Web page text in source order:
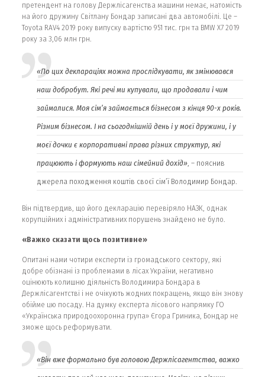
претендент на голову Держлісагенства машини немає, натомість
на його дружину Світлану Бондар записані два автомобілі. Це –
Toyota RAV4 2019 року випуску вартістю 951 тис. грн та BMW X7 2019
року за 3,06 млн грн.
«По цих деклараціях можна прослідкувати, як змінювався
наш добробут. Які речі ми купували, що продавали і чим
займалися. Моя сім’я займається бізнесом з кінця 90-х років.
Різним бізнесом. І на сьогоднішній день і у моєї дружини, і у
моєї дочки є корпоративні права різних структур, які
працюють і формують наш сімейний дохід», – пояснив
джерела походження коштів своєї сім’ї Володимир Бондар.
Він підтвердив, що його декларацію перевіряло НАЗК, однак
корупційних і адміністративних порушень знайдено не було.
«Важко сказати щось позитивне»
Опитані нами чотири експерти із громадського сектору, які
добре обізнані із проблемами в лісах України, негативно
оцінюють колишню діяльність Володимира Бондара в
Держлісагентстві і не очікують жодних покращень, якщо він знову
обійме цю посаду. На думку експерта лісового напрямку ГО
«Українська природоохоронна група» Єгора Гриника, Бондар не
зможе щось реформувати.
«Він вже формально був головою Держлісагентства, важко